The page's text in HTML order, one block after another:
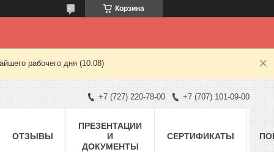
Корзина
рабочего дня (10.08)
+7 (727) 220-78-00 +7 (707) 101-09-00
ОТЗЫВЫ
ПРЕЗЕНТАЦИИ
И
ДОКУМЕНТЫ
СЕРТИФИКАТЫ